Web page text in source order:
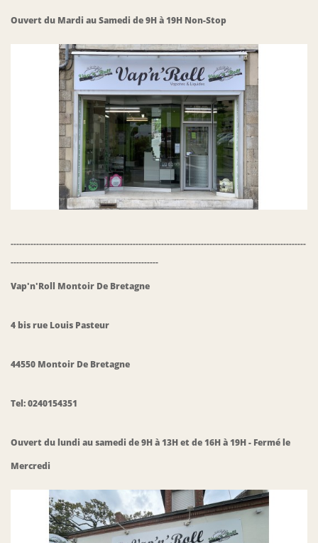
Ouvert du Mardi au Samedi de 9H à 19H Non-Stop
--------------------------------------------------------------------------------------------------------
----------------------------------------------------
Vap'n'Roll Montoir De Bretagne
4 bis rue Louis Pasteur
44550 Montoir De Bretagne
Tel: 0240154351
Ouvert du lundi au samedi de 9H à 13H et de 16H à 19H - Fermé le
Mercredi